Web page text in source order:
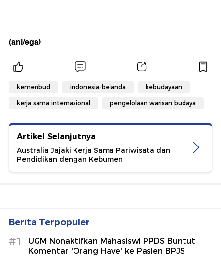
(anl/ega)
kemenbud indonesia-belanda kebudayaan
kerja sama internasional pengelolaan warisan budaya
Artikel Selanjutnya
Australia Jajaki Kerja Sama Pariwisata dan
Pendidikan dengan Kebumen
Berita Terpopuler
#1
UGM Nonaktifkan Mahasiswi PPDS Buntut
Komentar 'Orang Have' ke Pasien BPJS